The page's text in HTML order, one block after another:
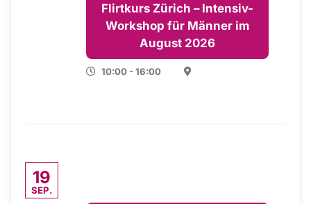
Flirtkurs Zürich – Intensiv-
Workshop für Männer im
August 2026
10:00 - 16:00
19
SEP.